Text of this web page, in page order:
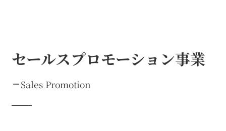
セールスプロモーション事業
Sales Promotion